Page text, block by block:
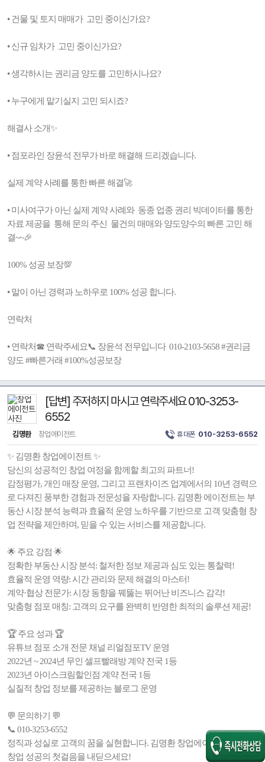
• 건물 및 토지 매매가 고민 중이신가요?
• 신규 임차가 고민 중이신가요?
• 생각하시는 권리금 양도를 고민하시나요?
• 누구에게 맡기실지 고민 되시죠?
해결사 소개✨
• 점포라인 장윤석 전무가 바로 해결해 드리겠습니다.
실제 계약 사례를 통한 빠른 해결🚀
• 미사여구가 아닌 실제 계약 사례와 동종 업종 권리 빅데이터를 통한
자료 제공을 통해 문의 주신 물건의 매매와 양도양수의 빠른 고민 해
결~~🎉
100% 성공 보장💯
• 말이 아닌 경력과 노하우로 100% 성공 합니다.
연락처
• 연락처☎ 연락주세요📞 장윤석 전무입니다 010-2103-5658 #권리금
양도 #빠른거래 #100%성공보장
[답변] 주저하지 마시고 연락주세요 010-3253-
6552
김명환 창업에이전트 휴대폰 010-3253-6552
✨ 김명환 창업에이전트 ✨
당신의 성공적인 창업 여정을 함께할 최고의 파트너!
감정평가, 개인 매장 운영, 그리고 프랜차이즈 업계에서의 10년 경력으
로 다져진 풍부한 경험과 전문성을 자랑합니다. 김명환 에이전트는 부
동산 시장 분석 능력과 효율적 운영 노하우를 기반으로 고객 맞춤형 창
업 전략을 제안하며, 믿을 수 있는 서비스를 제공합니다.
🌟 주요 강점 🌟
정확한 부동산 시장 분석: 철저한 정보 제공과 심도 있는 통찰력!
효율적 운영 역량: 시간 관리와 문제 해결의 마스터!
계약·협상 전문가: 시장 동향을 꿰뚫는 뛰어난 비즈니스 감각!
맞춤형 점포 매칭: 고객의 요구를 완벽히 반영한 최적의 솔루션 제공!
🏆 주요 성과 🏆
유튜브 점포 소개 전문 채널 리얼점포TV 운영
2022년 ~ 2024년 무인 셀프빨래방 계약 전국 1등
2023년 아이스크림할인점 계약 전국 1등
실질적 창업 정보를 제공하는 블로그 운영
💬 문의하기 💬
📞 010-3253-6552
정직과 성실로 고객의 꿈을 실현합니다. 김명환 창업에이전트와 함께
창업 성공의 첫걸음을 내딛으세요!